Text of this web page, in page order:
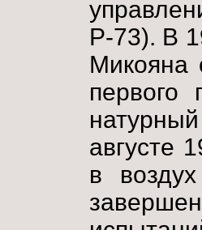
Р-73). В
Микояна
первого
августе
в